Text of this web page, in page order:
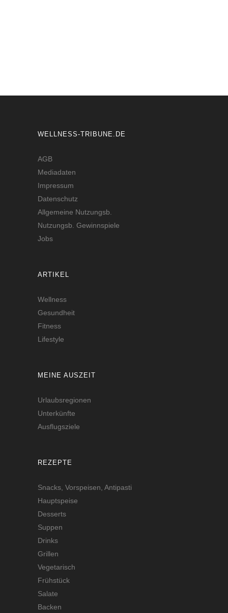
WELLNESS-TRIBUNE.DE
AGB
Mediadaten
Impressum
Datenschutz
Allgemeine Nutzungsb.
Nutzungsb. Gewinnspiele
Jobs
ARTIKEL
Wellness
Gesundheit
Fitness
Lifestyle
MEINE AUSZEIT
Urlaubsregionen
Unterkünfte
Ausflugsziele
REZEPTE
Snacks, Vorspeisen, Antipasti
Hauptspeise
Desserts
Suppen
Drinks
Grillen
Vegetarisch
Frühstück
Salate
Backen